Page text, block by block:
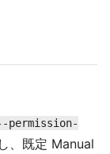
permission-
、既定 Manual